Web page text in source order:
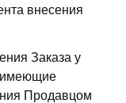
внесения
Заказа у
имеющие
Продавцом